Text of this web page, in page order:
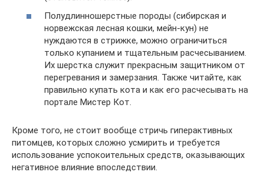
Полудлинношерстные породы (сибирская и
норвежская лесная кошки, мейн-кун) не
нуждаются в стрижке, можно ограничиться
только купанием и тщательным расчесыванием.
Их шерстка служит прекрасным защитником от
перегревания и замерзания. Также читайте, как
правильно купать кота и как его расчесывать на
портале Мистер Кот.
Кроме того, не стоит вообще стричь гиперактивных
питомцев, которых сложно усмирить и требуется
использование успокоительных средств, оказывающих
негативное влияние впоследствии.